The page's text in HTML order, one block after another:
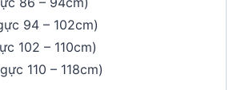
94 – 102cm)
102 – 110cm)
110 – 118cm)